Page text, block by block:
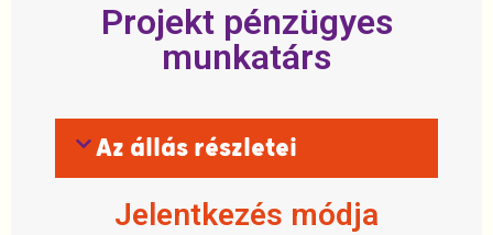
Projekt pénzügyes
munkatárs
Az állás részletei
Jelentkezés módja